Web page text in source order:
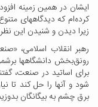
ایشان در همین زمینه
کرده‌ام که دیدگاههای
زیرا دیدن و شنیدن این
رهبر انقلاب اسلامی،
رونق‌بخش دانشگاهها
برای اساتید در صنعت،
شود و آنها را حل کند
برق چشم به بیگانگان